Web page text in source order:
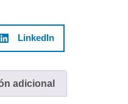
LinkedIn
adicional